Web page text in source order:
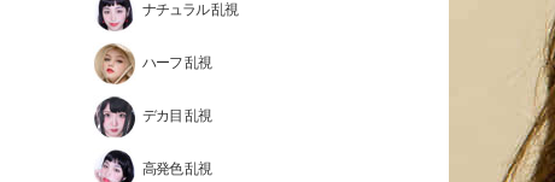
ナチュラル 乱視
ハーフ 乱視
デカ目 乱視
高発色 乱視